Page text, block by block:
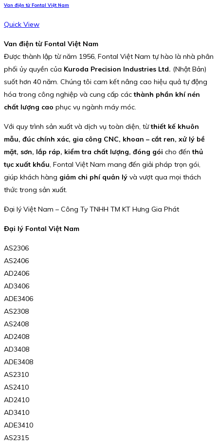
Van điện từ Fontal Việt Nam
Quick View
Van điện từ Fontal Việt Nam
Được thành lập từ năm 1956, Fontal Việt Nam tự hào là nhà phân
phối ủy quyền của Kuroda Precision Industries Ltd. (Nhật Bản)
suốt hơn 40 năm. Chúng tôi cam kết nâng cao hiệu quả tự động
hóa trong công nghiệp và cung cấp cácthành phần khí nén
chất lượng cao phục vụ ngành máy móc.
Với quy trình sản xuất và dịch vụ toàn diện, từthiết kế khuôn
mẫu, đúc chính xác, gia công CNC, khoan – cắt ren, xử lý bề
mặt, sơn, lắp ráp, kiểm tra chất lượng, đóng gói cho đếnthủ
tục xuất khẩu, Fontal Việt Nam mang đến giải pháp trọn gói,
giúp khách hàng giảm chi phí quản lý và vượt qua mọi thách
thức trong sản xuất.
Đại lý Việt Nam – Công Ty TNHH TM KT Hưng Gia Phát
Đại lý Fontal Việt Nam
AS2306
AS2406
AD2406
AD3406
ADE3406
AS2308
AS2408
AD2408
AD3408
ADE3408
AS2310
AS2410
AD2410
AD3410
ADE3410
AS2315